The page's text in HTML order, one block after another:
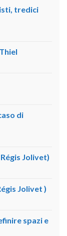
tredici
di
Jolivet)
Jolivet )
spazi e